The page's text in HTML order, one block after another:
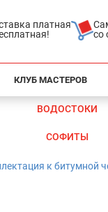
платная
со
КЛУБ МАСТЕРОВ
ВОДОСТОКИ
СОФИТЫ
к битумной